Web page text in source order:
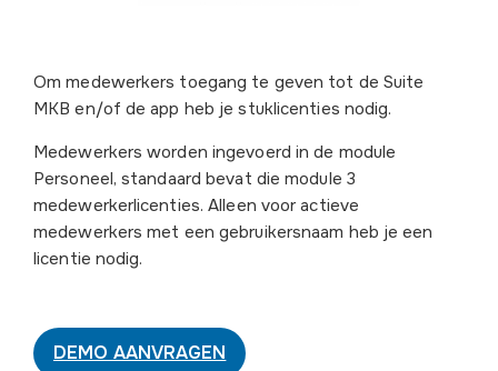
Om medewerkers toegang te geven tot de Suite
MKB en/of de app heb je stuklicenties nodig.
Medewerkers worden ingevoerd in de module
Personeel, standaard bevat die module 3
medewerkerlicenties. Alleen voor actieve
medewerkers met een gebruikersnaam heb je een
licentie nodig.
DEMO AANVRAGEN